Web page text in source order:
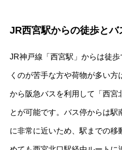
JR西宮駅からの徒歩とバ
JR神戸線「西宮駅」からは徒
くのが苦手な方や荷物が多い
から阪急バスを利用して「西宮
とが可能です。バス停からは駅
に非常に近いため、駅までの移